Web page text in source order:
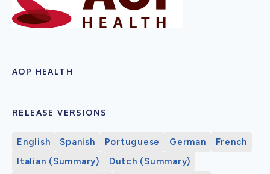
AOP HEALTH
RELEASE VERSIONS
English Spanish Portuguese German
French
Italian (Summary)
Dutch (Summary)